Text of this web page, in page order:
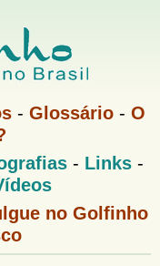
- Glossário- O
- Links-
no Golfinho